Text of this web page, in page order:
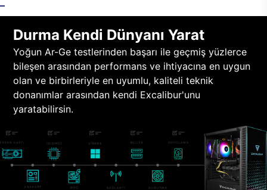
Durma Kendi Dünyanı Yarat
Yoğun Ar-Ge testlerinden başarı ile geçmiş yüzlerce
bileşen arasından performans ve ihtiyacına en uygun
olan ve birbirleriyle en uyumlu, kaliteli teknik
donanımlar arasından kendi Excalibur'unu
yaratabilirsin.